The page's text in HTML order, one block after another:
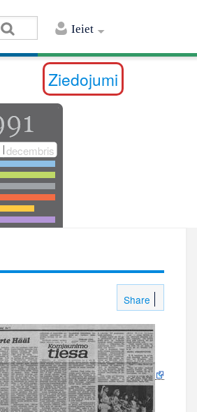
Ieiet
Ziedojumi
decembris
Share